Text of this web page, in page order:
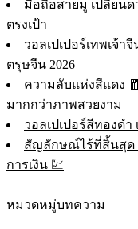
มือถือสายมู เปลี่ยนด
ตรงเป้า
วอลเปเปอร์เทพเจ้า
ตรุษจีน 2026
ความลับแห่งสีแดง
มากกว่าภาพสวยงาม
วอลเปเปอร์สีทองดำ
สัญลักษณ์ไร้ที่สิ้นสุด
การเงิน 💹
หมวดหมู่บทความ